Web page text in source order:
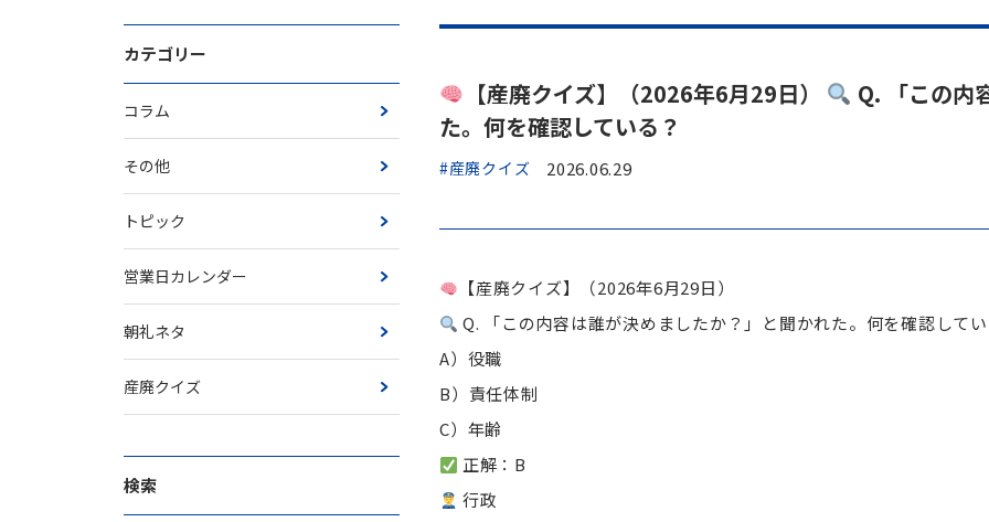
カテゴリー
コラム
その他
トピック
営業日カレンダー
朝礼ネタ
産廃クイズ
検索
【産廃クイズ】（2026年6月29日）
Q. 「この内
た。何を確認している？
#産廃クイズ 2026.06.29
【産廃クイズ】（2026年6月29日）
Q. 「この内容は誰が決めましたか？」と聞かれた。何を確認して
A）役職
B）責任体制
C）年齢
正解：B
行政